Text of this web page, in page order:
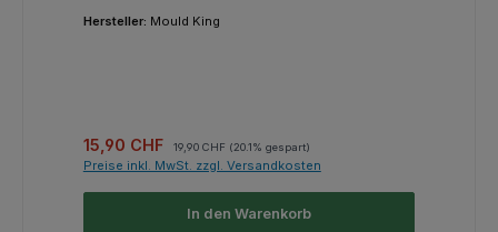
Hersteller: Mould King
Verkaufspreis:
15,90 CHF 19,90 CHF (20.1% gespart)
Preise inkl. MwSt. zzgl. Versandkosten
In den Warenkorb